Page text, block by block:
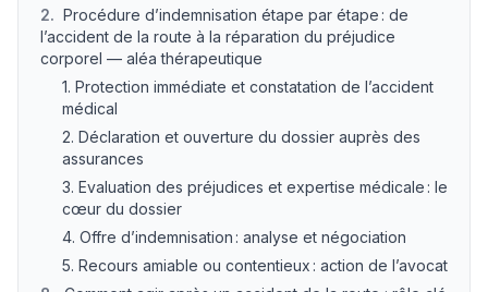
2. Procédure d’indemnisation étape par étape : de
l’accident de la route à la réparation du préjudice
corporel — aléa thérapeutique
1. Protection immédiate et constatation de l’accident
médical
2. Déclaration et ouverture du dossier auprès des
assurances
3. Evaluation des préjudices et expertise médicale : le
cœur du dossier
4. Offre d’indemnisation : analyse et négociation
5. Recours amiable ou contentieux : action de l’avocat